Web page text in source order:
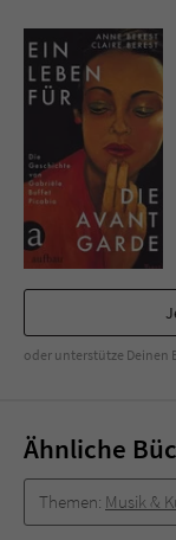
oder unterstütze Deinen
Ähnliche
Themen: Musik &